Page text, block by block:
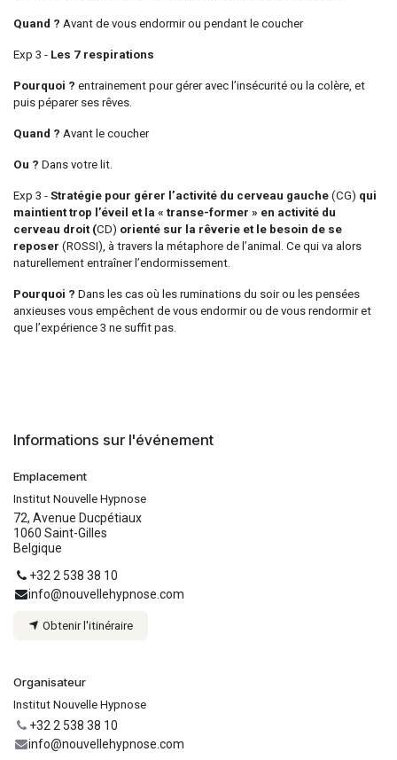
Quand ? Avant de vous endormir ou pendant le coucher
Exp 3 - Les 7 respirations
Pourquoi ? entrainement pour gérer avec l’insécurité ou la colère, et
puis péparer ses rêves.
Quand ? Avant le coucher
Ou ? Dans votre lit.
Exp 3 - Stratégie pour gérer l’activité du cerveau gauche (CG) qui
maintient trop l’éveil et la « transe-former » en activité du
cerveau droit (CD) orienté sur la rêverie et le besoin de se
reposer (ROSSI), à travers la métaphore de l’animal. Ce qui va alors
naturellement entraîner l’endormissement.
Pourquoi ? Dans les cas où les ruminations du soir ou les pensées
anxieuses vous empêchent de vous endormir ou de vous rendormir et
que l’expérience 3 ne suffit pas.
Informations sur l'événement
Emplacement
Institut Nouvelle Hypnose
72, Avenue Ducpétiaux
1060 Saint-Gilles
Belgique
+32 2 538 38 10
info@nouvellehypnose.com
Obtenir l'itinéraire
Organisateur
Institut Nouvelle Hypnose
+32 2 538 38 10
info@nouvellehypnose.com